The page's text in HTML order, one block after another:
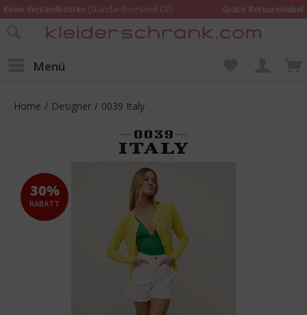
Keine Versandkosten (Standardversand DE)
Gratis Retourenlabel
Online bestellen – im Geschäft in Kempen anprobieren und beraten lassen
Menü
Home / Designer / 0039 Italy
30%
RABATT